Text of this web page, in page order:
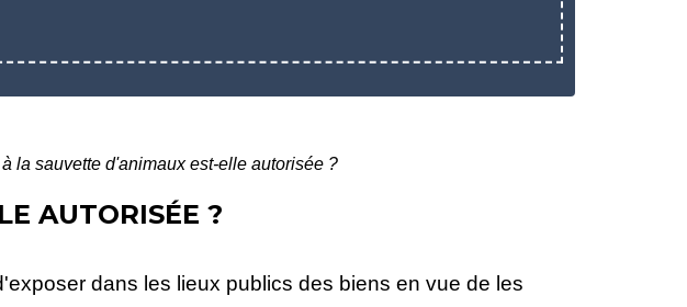
la sauvette d'animaux est-elle autorisée ?
AUTORISÉE ?
dans les lieux publics des biens en vue de les